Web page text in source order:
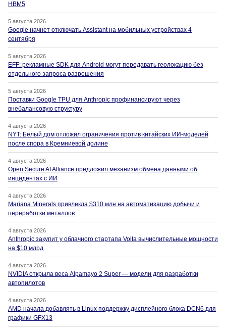
HBM5
5 августа 2026
Google начнет отключать Assistant на мобильных устройствах 4
сентября
5 августа 2026
EFF: рекламные SDK для Android могут передавать геолокацию без
отдельного запроса разрешения
5 августа 2026
Поставки Google TPU для Anthropic профинансируют через
внебалансовую структуру
4 августа 2026
NYT: Белый дом отложил ограничения против китайских ИИ-моделей
после спора в Кремниевой долине
4 августа 2026
Open Secure AI Alliance предложил механизм обмена данными об
инцидентах с ИИ
4 августа 2026
Mariana Minerals привлекла $310 млн на автоматизацию добычи и
переработки металлов
4 августа 2026
Anthropic закупит у облачного стартапа Volta вычислительные мощности
на $10 млрд
4 августа 2026
NVIDIA открыла веса Alpamayo 2 Super — модели для разработки
автопилотов
4 августа 2026
AMD начала добавлять в Linux поддержку дисплейного блока DCN6 для
графики GFX13